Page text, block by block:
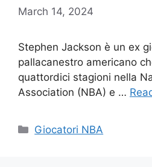
March 14, 2024
Stephen Jackson è un ex
pallacanestro americano
quattordici stagioni nella
Association (NBA) e …
Categories
Giocatori NBA